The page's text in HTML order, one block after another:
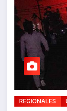
REGIONALES